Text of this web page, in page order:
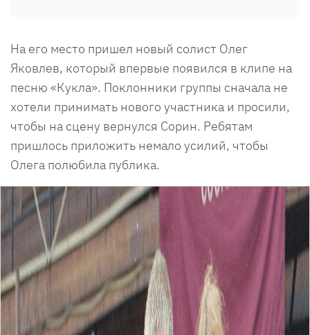
На его место пришел новый солист Олег
Яковлев, который впервые появился в клипе на
песню «Кукла». Поклонники группы сначала не
хотели принимать нового участника и просили,
чтобы на сцену вернулся Сорин. Ребятам
пришлось приложить немало усилий, чтобы
Олега полюбила публика.